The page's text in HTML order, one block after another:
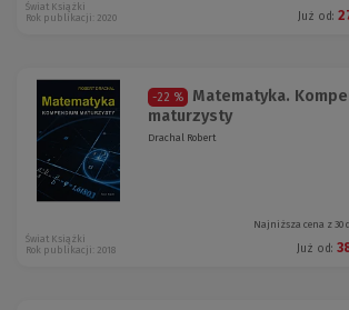
Już od:
Świat Książki
Rok publikacji: 2020
-22 %
Matematyka.
maturzysty
Drachal Robert
Najniższa cena z
Już od:
Świat Książki
Rok publikacji: 2018